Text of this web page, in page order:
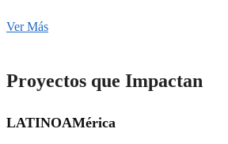
Ver Más
Proyectos que Impactan
LATINOAMérica